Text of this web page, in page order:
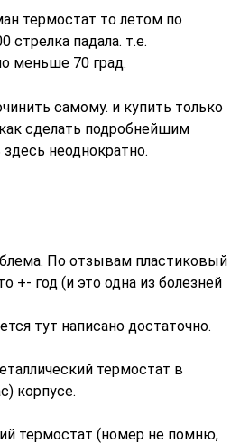
термостат то летом по
стрелка падала. т.е.
меньше 70 град.
самому. и купить только
сделать подробнейшим
неоднократно.
По отзывам пластиковый
+- год (и это одна из болезней
тут написано достаточно.
термостат в
корпусе.
термостат (номер не помню,